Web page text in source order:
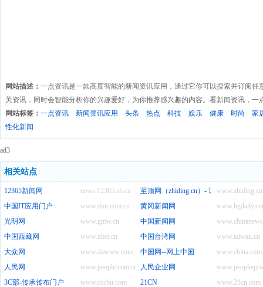
网站描述： 一点资讯是一款高度智能的新闻资讯应用，通过它你可以搜索并订阅
关资讯，同时会智能分析你的兴趣爱好，为你推荐感兴趣的内容。看新闻资讯，一
网站标签： 一点资讯 新闻资讯应用 头条 热点 科技 娱乐 健康 时尚
家
性化新闻
ad3
相关站点
news.12365.sh.cn
12365新闻网 www.zhiding.cn
至顶网（zhiding.cn）- 记录和推动数字
www.doit.com.cn
中国IT应用门户
黄冈新闻网
www.gmw.cn
光明网
中国新闻网
www.tibet.cn
中国西藏网 www.taiwan.cn
中国台湾网
www.dzwww.com
大众网
中国网--网上中国
www.people.com.cn
人民网
人民企业网
www.cccbu.com
3C部-传承传布门户 www.21cn.com
21CN